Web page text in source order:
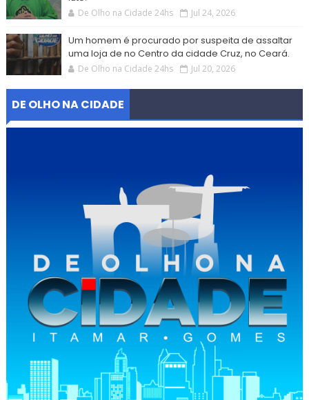
De Olho na Cidade 24hs Jul 24, 2026
Um homem é procurado por suspeita de assaltar
uma loja de no Centro da cidade Cruz, no Ceará.
De Olho na Cidade 24hs Jul 20, 2026
DE OLHO NA CIDADE